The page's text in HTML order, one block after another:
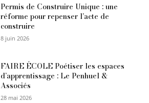
Permis de Construire Unique : une
réforme pour repenser l’acte de
construire
8 juin 2026
FAIRE ÉCOLE Poétiser les espaces
d’apprentissage : Le Penhuel &
Associés
28 mai 2026